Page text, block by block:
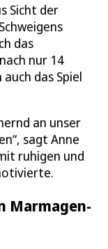
Sicht der
das
nur 14
das Spiel
an unser
sagt Anne
ruhigen und
Marmagen-